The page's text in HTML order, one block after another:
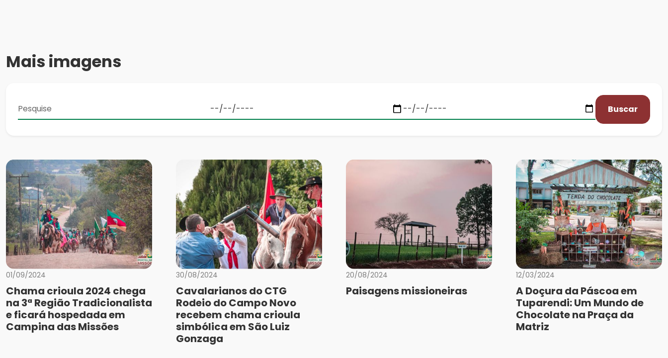
Mais imagens
Buscar
01/09/2024
Chama crioula 2024 chega
na 3ª Região Tradicionalista
e ficará hospedada em
Campina das Missões
30/08/2024
Cavalarianos do CTG
Rodeio do Campo Novo
recebem chama crioula
simbólica em São Luiz
Gonzaga
20/08/2024
Paisagens missioneiras
12/03/2024
A Doçura da Páscoa em
Tuparendi: Um Mundo de
Chocolate na Praça da
Matriz